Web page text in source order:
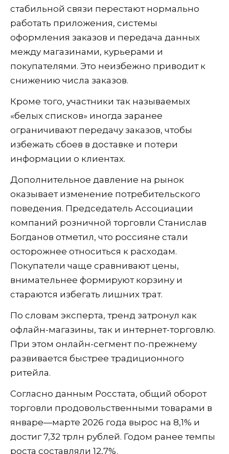
стабильной связи перестают нормально
работать приложения, системы
оформления заказов и передача данных
между магазинами, курьерами и
покупателями. Это неизбежно приводит к
снижению числа заказов.
Кроме того, участники так называемых
«белых списков» иногда заранее
ограничивают передачу заказов, чтобы
избежать сбоев в доставке и потери
информации о клиентах.
Дополнительное давление на рынок
оказывает изменение потребительского
поведения. Председатель Ассоциации
компаний розничной торговли Станислав
Богданов отметил, что россияне стали
осторожнее относиться к расходам.
Покупатели чаще сравнивают цены,
внимательнее формируют корзину и
стараются избегать лишних трат.
По словам эксперта, тренд затронул как
офлайн-магазины, так и интернет-торговлю.
При этом онлайн-сегмент по-прежнему
развивается быстрее традиционного
ритейла.
Согласно данным Росстата, общий оборот
торговли продовольственными товарами в
январе—марте 2026 года вырос на 8,1% и
достиг 7,32 трлн рублей. Годом ранее темпы
роста составляли 12,7%.